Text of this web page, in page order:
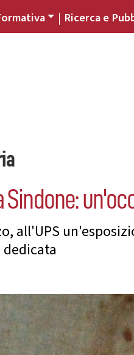
Ricerca e
Sindone:
all'UPS